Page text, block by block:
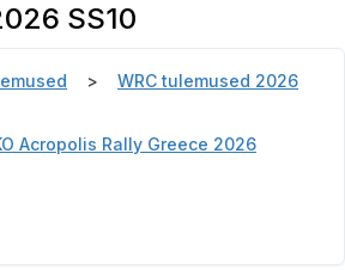
SS10
WRC tulemused 2026
Acropolis Rally Greece 2026